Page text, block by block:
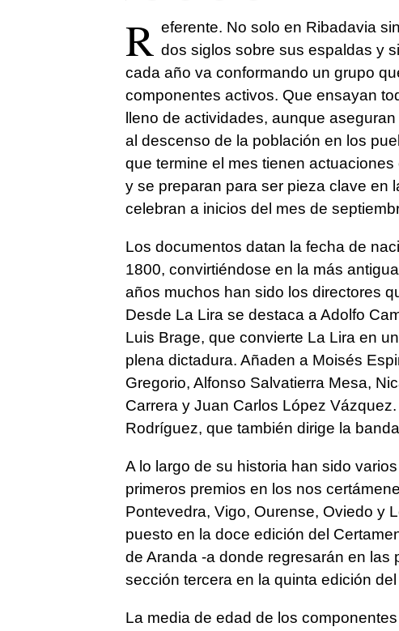
R eferente. No solo en Ribadavia
dos siglos sobre sus espaldas y
cada año va conformando un grupo
componentes activos. Que ensayan
lleno de actividades, aunque
al descenso de la población en los
que termine el mes tienen
y se preparan para ser pieza clave en
celebran a inicios del mes de
Los documentos datan la fecha de
1800, convirtiéndose en la más
años muchos han sido los directores
Desde La Lira se destaca a Adolfo
Luis Brage, que convierte La Lira en
plena dictadura. Añaden a Moisés
Gregorio, Alfonso Salvatierra Mesa,
Carrera y Juan Carlos López
Rodríguez, que también dirige la
A lo largo de su historia han sido
primeros premios en los nos
Pontevedra, Vigo, Ourense, Oviedo y
puesto en la doce edición del
de Aranda -a donde regresarán en las
sección tercera en la quinta edición
La media de edad de los